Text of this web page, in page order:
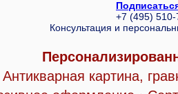
+7 (495)
Консультация и
Антикварная картина,